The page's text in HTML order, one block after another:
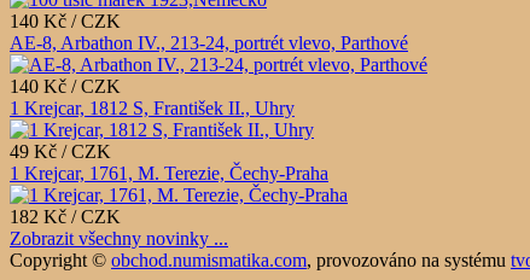
140 Kč / CZK
AE-8, Arbathon IV., 213-24, portrét vlevo, Parthové
140 Kč / CZK
1 Krejcar, 1812 S, František II., Uhry
49 Kč / CZK
1 Krejcar, 1761, M. Terezie, Čechy-Praha
182 Kč / CZK
Zobrazit všechny novinky ...
Copyright © obchod.numismatika.com, provozováno na systému